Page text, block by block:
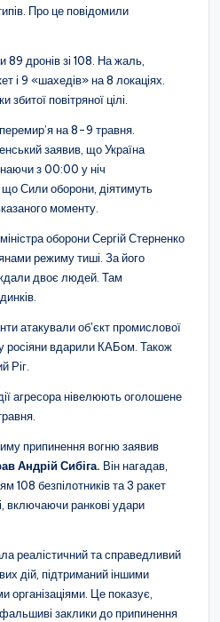
Про це повідомили
дронів зі 108. На жаль,
і 9 «шахедів» на 8 локаціях.
повітряної цілі.
на 8-9 травня.
заявив, що Україна
з 00:00 у ніч
Сили оборони, діятимуть
моменту.
оборони Сергій Стерненко
режиму тиші. За його
двоє людей. Там
атакували обʼєкт промислової
росіяни вдарили КАБом. Також
Ріг.
агресора нівелюють оголошене
припинення вогню заявив
Андрій Сибіга. Він нагадав,
108 безпілотників та 3 ракет
включаючи ранкові удари
реалістичний та справедливий
дій, підтриманий іншими
Це показує,
заклики до припинення